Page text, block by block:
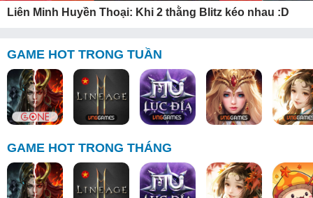
Liên Minh Huyền Thoại: Khi 2 thằng Blitz kéo nhau :D
GAME HOT TRONG TUẦN
GAME HOT TRONG THÁNG